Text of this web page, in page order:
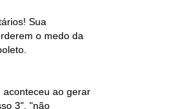
Sua
o medo da
aconteceu ao gerar
3", "não